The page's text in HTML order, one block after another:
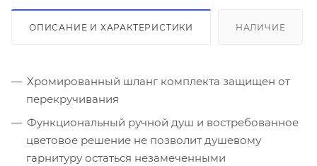
ОПИСАНИЕ И ХАРАКТЕРИСТИКИ НАЛИЧИЕ
Хромированный шланг комплекта защищен от
перекручивания
Функциональный ручной душ и востребованное
цветовое решение не позволит душевому
гарнитуру остаться незамеченными